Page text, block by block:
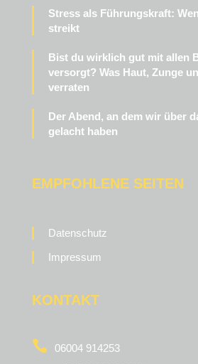
Stress als Führungskraft:
streikt
Bist du wirklich gut mit allen
versorgt? Was Haut, Zunge
verraten
Der Abend, an dem wir über
gelacht haben
EMPFOHLENE SEITEN
Datenschutz
Impressum
KONTAKT

06004 914253